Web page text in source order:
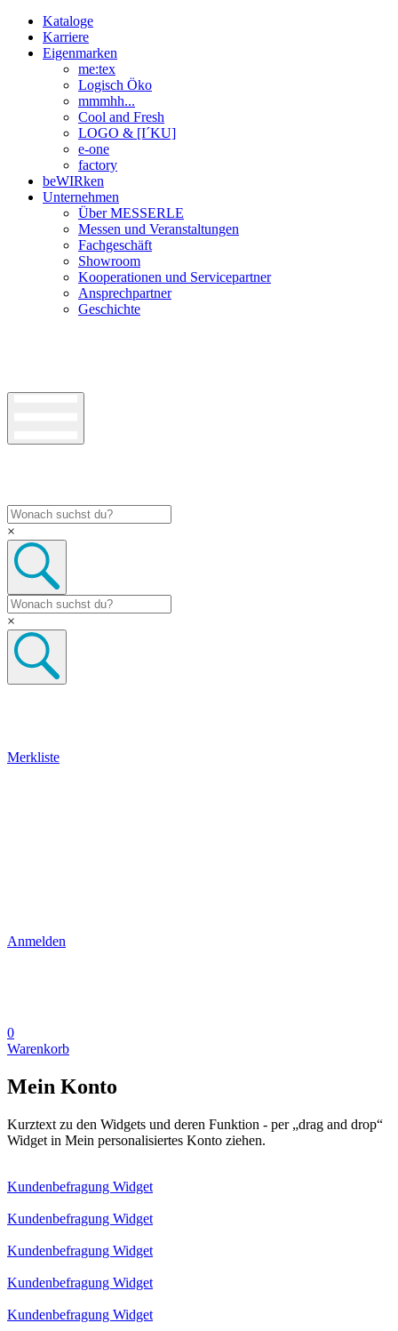
Kataloge
Karriere
Eigenmarken
me:tex
Logisch Öko
mmmhh...
Cool and Fresh
LOGO & [I´KU]
e-one
factory
beWIRken
Unternehmen
Über MESSERLE
Messen und Veranstaltungen
Fachgeschäft
Showroom
Kooperationen und Servicepartner
Ansprechpartner
Geschichte
×
×
Merkliste
Anmelden
0
Warenkorb
Mein Konto
Kurztext zu den Widgets und deren Funktion - per „drag and drop“
Widget in Mein personalisiertes Konto ziehen.
Kundenbefragung Widget
Kundenbefragung Widget
Kundenbefragung Widget
Kundenbefragung Widget
Kundenbefragung Widget